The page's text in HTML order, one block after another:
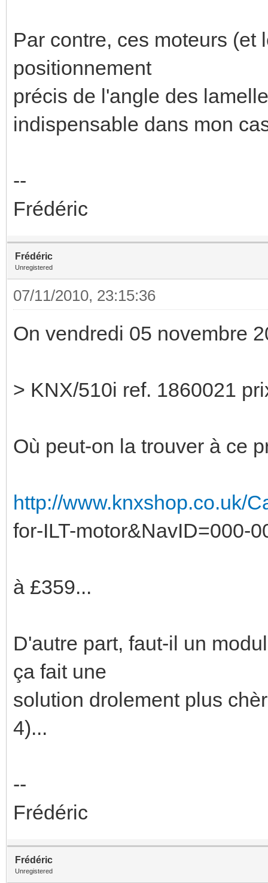
Par contre, ces moteurs (et
positionnement
précis de l'angle des
indispensable dans mon
--
Frédéric
Frédéric
Unregistered
07/11/2010, 23:15:36
On vendredi 05 novembre
> KNX/510i ref. 1860021
Où peut-on la trouver à ce
http://www.knxshop.co.uk/
for-ILT-motor&NavID=000-
à £359...
D'autre part, faut-il un
ça fait une
solution drolement plus
4)...
--
Frédéric
Frédéric
Unregistered